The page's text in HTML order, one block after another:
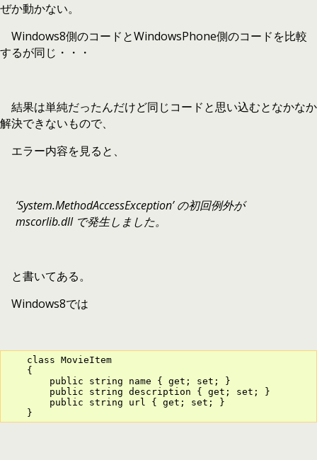
ぜか動かない。
Windows8側のコードとWindowsPhone側のコードを比較
するが同じ・・・
結果は単純だったんだけど同じコードと思い込むとなかなか
解決できないもので、
エラー内容を見ると、
‘System.MethodAccessException’ の初回例外が
mscorlib.dll で発生しました。
と書いてある。
Windows8では
    class MovieItem
    {
        public string name { get; set; }
        public string description { get; set; }
        public string url { get; set; }
    }